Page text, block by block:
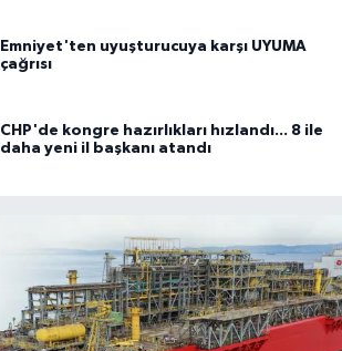
Emniyet'ten uyuşturucuya karşı UYUMA
çağrısı
CHP'de kongre hazırlıkları hızlandı... 8 ile
daha yeni il başkanı atandı